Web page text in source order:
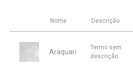
Nome Descrição
Araquari
Termo sem
descrição